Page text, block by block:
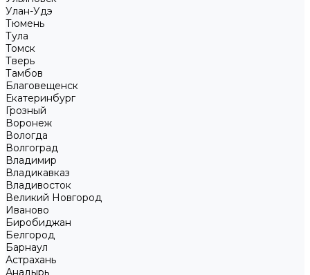
Улан-Удэ
Тюмень
Тула
Томск
Тверь
Тамбов
Благовещенск
Екатеринбург
Грозный
Воронеж
Вологда
Волгоград
Владимир
Владикавказ
Владивосток
Великий Новгород
Иваново
Биробиджан
Белгород
Барнаул
Астрахань
Анадырь